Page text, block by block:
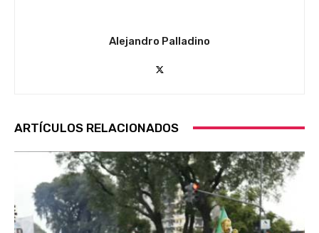
Alejandro Palladino
ARTÍCULOS RELACIONADOS